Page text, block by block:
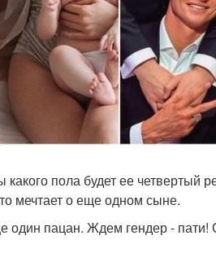
какого пола будет ее
мечтает о еще одном сыне.
один пацан. Ждем гендер -